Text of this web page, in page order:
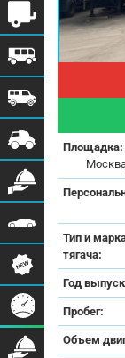
Площадка:
Тип и
тягача:
Год
Пробег:
Объем